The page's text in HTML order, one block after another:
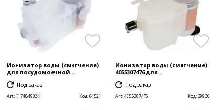
Ионизатор воды (смягчение)
для посудомоечной...
Под заказ
Art:1174849024 Код:64521
Ионизатор воды (смягчение)
4055307476 для...
Под заказ
Art:4055307476 Код: 39936